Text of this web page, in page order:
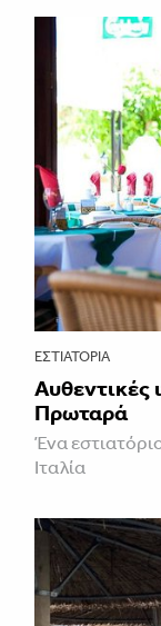
ΕΣΤΙΑΤΌΡΙΑ
Αυθεντικές
Πρωταρά
Ένα
Ιταλία